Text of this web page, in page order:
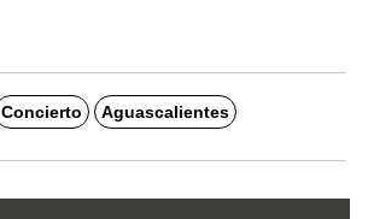
Concierto Aguascalientes